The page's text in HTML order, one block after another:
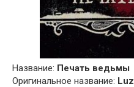
Название: Печать ведьмы
Оригинальное название: Luz